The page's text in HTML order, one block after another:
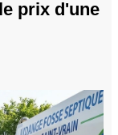
prix d'une